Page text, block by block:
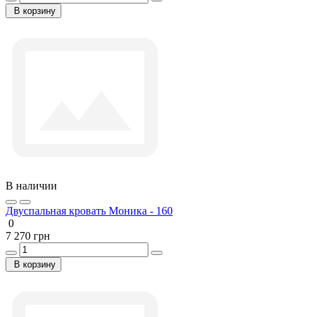
В корзину
В наличии
Двуспальная кровать Моника - 160
0
7 270 грн
В корзину